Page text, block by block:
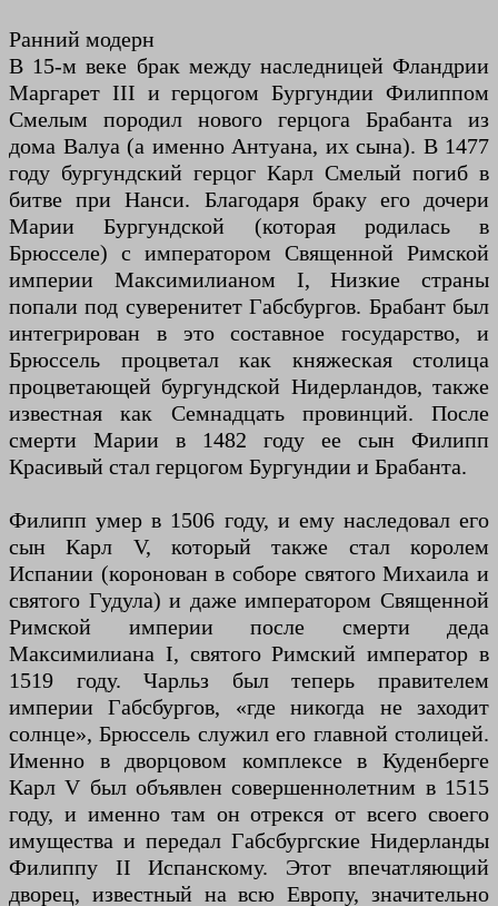
Ранний модерн
В 15-м веке брак между наследницей Фландрии
Маргарет III и герцогом Бургундии Филиппом
Смелым породил нового герцога Брабанта из
дома Валуа (а именно Антуана, их сына). В 1477
году бургундский герцог Карл Смелый погиб в
битве при Нанси. Благодаря браку его дочери
Марии Бургундской (которая родилась в
Брюсселе) с императором Священной Римской
империи Максимилианом I, Низкие страны
попали под суверенитет Габсбургов. Брабант был
интегрирован в это составное государство, и
Брюссель процветал как княжеская столица
процветающей бургундской Нидерландов, также
известная как Семнадцать провинций. После
смерти Марии в 1482 году ее сын Филипп
Красивый стал герцогом Бургундии и Брабанта.
Филипп умер в 1506 году, и ему наследовал его
сын Карл V, который также стал королем
Испании (коронован в соборе святого Михаила и
святого Гудула) и даже императором Священной
Римской империи после смерти деда
Максимилиана I, святого Римский император в
1519 году. Чарльз был теперь правителем
империи Габсбургов, «где никогда не заходит
солнце», Брюссель служил его главной столицей.
Именно в дворцовом комплексе в Куденберге
Карл V был объявлен совершеннолетним в 1515
году, и именно там он отрекся от всего своего
имущества и передал Габсбургские Нидерланды
Филиппу II Испанскому. Этот впечатляющий
дворец, известный на всю Европу, значительно